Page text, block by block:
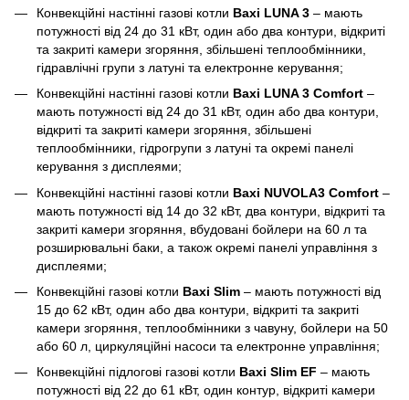
Конвекційні настінні газові котли Baxi LUNA 3 – мають
потужності від 24 до 31 кВт, один або два контури, відкриті
та закриті камери згоряння, збільшені теплообмінники,
гідравлічні групи з латуні та електронне керування;
Конвекційні настінні газові котли Baxi LUNA 3 Comfort –
мають потужності від 24 до 31 кВт, один або два контури,
відкриті та закриті камери згоряння, збільшені
теплообмінники, гідрогрупи з латуні та окремі панелі
керування з дисплеями;
Конвекційні настінні газові котли Baxi NUVOLA3 Comfort –
мають потужності від 14 до 32 кВт, два контури, відкриті та
закриті камери згоряння, вбудовані бойлери на 60 л та
розширювальні баки, а також окремі панелі управління з
дисплеями;
Конвекційні газові котли Baxi Slim – мають потужності від
15 до 62 кВт, один або два контури, відкриті та закриті
камери згоряння, теплообмінники з чавуну, бойлери на 50
або 60 л, циркуляційні насоси та електронне управління;
Конвекційні підлогові газові котли Baxi Slim EF – мають
потужності від 22 до 61 кВт, один контур, відкриті камери